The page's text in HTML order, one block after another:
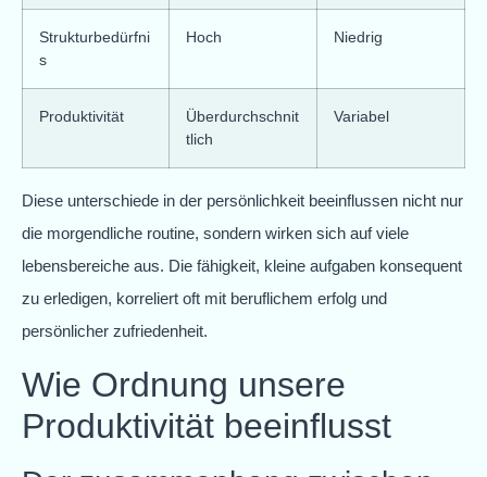
Strukturbedürfni
s
Hoch Niedrig
Produktivität
Überdurchschnit
tlich
Variabel
Diese unterschiede in der persönlichkeit beeinflussen nicht nur
die morgendliche routine, sondern wirken sich auf viele
lebensbereiche aus. Die fähigkeit, kleine aufgaben konsequent
zu erledigen, korreliert oft mit beruflichem erfolg und
persönlicher zufriedenheit.
Wie Ordnung unsere
Produktivität beeinflusst